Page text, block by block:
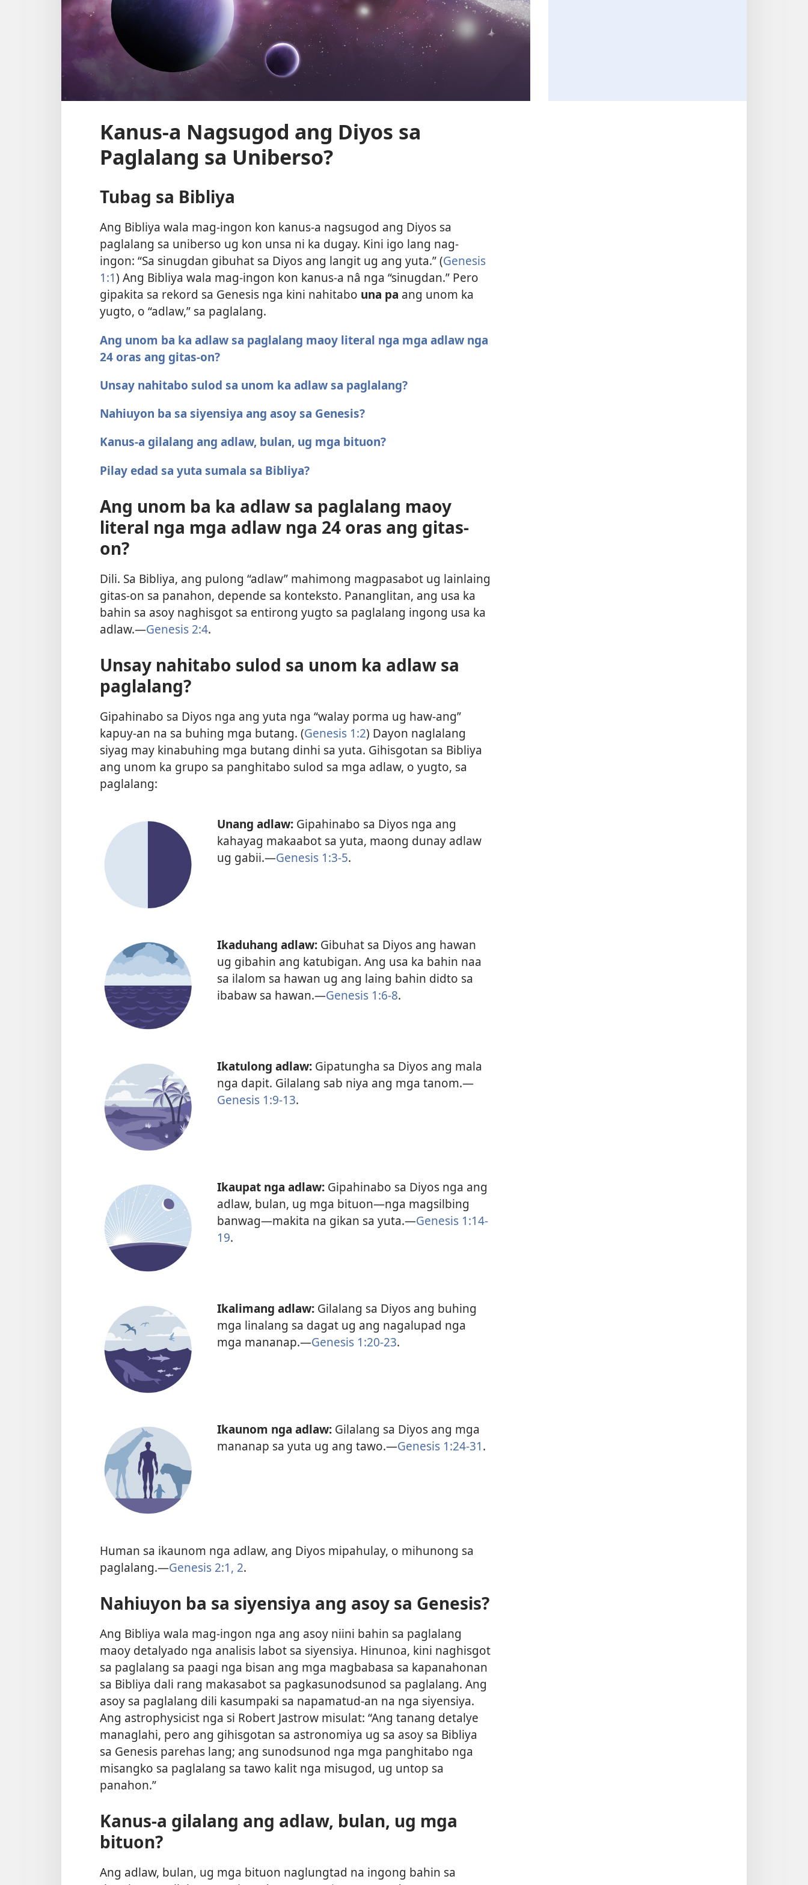
Kanus-a Nagsugod ang Diyos sa
Paglalang sa Uniberso?
Tubag sa Bibliya
Ang Bibliya wala mag-ingon kon kanus-a nagsugod ang Diyos sa
paglalang sa uniberso ug kon unsa ni ka dugay. Kini igo lang nag-
ingon: “Sa sinugdan gibuhat sa Diyos ang langit ug ang yuta.” (Genesis
1:1) Ang Bibliya wala mag-ingon kon kanus-a nâ nga “sinugdan.” Pero
gipakita sa rekord sa Genesis nga kini nahitabo una pa ang unom ka
yugto, o “adlaw,” sa paglalang.
Ang unom ba ka adlaw sa paglalang maoy literal nga mga adlaw nga
24 oras ang gitas-on?
Unsay nahitabo sulod sa unom ka adlaw sa paglalang?
Nahiuyon ba sa siyensiya ang asoy sa Genesis?
Kanus-a gilalang ang adlaw, bulan, ug mga bituon?
Pilay edad sa yuta sumala sa Bibliya?
Ang unom ba ka adlaw sa paglalang maoy
literal nga mga adlaw nga 24 oras ang gitas-
on?
Dili. Sa Bibliya, ang pulong “adlaw” mahimong magpasabot ug lainlaing
gitas-on sa panahon, depende sa konteksto. Pananglitan, ang usa ka
bahin sa asoy naghisgot sa entirong yugto sa paglalang ingong usa ka
adlaw.—Genesis 2:4.
Unsay nahitabo sulod sa unom ka adlaw sa
paglalang?
Gipahinabo sa Diyos nga ang yuta nga “walay porma ug haw-ang”
kapuy-an na sa buhing mga butang. (Genesis 1:2) Dayon naglalang
siyag may kinabuhing mga butang dinhi sa yuta. Gihisgotan sa Bibliya
ang unom ka grupo sa panghitabo sulod sa mga adlaw, o yugto, sa
paglalang:
Unang adlaw: Gipahinabo sa Diyos nga ang
kahayag makaabot sa yuta, maong dunay adlaw
ug gabii.—Genesis 1:3-5.
Ikaduhang adlaw: Gibuhat sa Diyos ang hawan
ug gibahin ang katubigan. Ang usa ka bahin naa
sa ilalom sa hawan ug ang laing bahin didto sa
ibabaw sa hawan.—Genesis 1:6-8.
Ikatulong adlaw: Gipatungha sa Diyos ang mala
nga dapit. Gilalang sab niya ang mga tanom.—
Genesis 1:9-13.
Ikaupat nga adlaw: Gipahinabo sa Diyos nga ang
adlaw, bulan, ug mga bituon—nga magsilbing
banwag—makita na gikan sa yuta.—Genesis 1:14-
19.
Ikalimang adlaw: Gilalang sa Diyos ang buhing
mga linalang sa dagat ug ang nagalupad nga
mga mananap.—Genesis 1:20-23.
Ikaunom nga adlaw: Gilalang sa Diyos ang mga
mananap sa yuta ug ang tawo.—Genesis 1:24-31.
Human sa ikaunom nga adlaw, ang Diyos mipahulay, o mihunong sa
paglalang.—Genesis 2:1, 2.
Nahiuyon ba sa siyensiya ang asoy sa Genesis?
Ang Bibliya wala mag-ingon nga ang asoy niini bahin sa paglalang
maoy detalyado nga analisis labot sa siyensiya. Hinunoa, kini naghisgot
sa paglalang sa paagi nga bisan ang mga magbabasa sa kapanahonan
sa Bibliya dali rang makasabot sa pagkasunodsunod sa paglalang. Ang
asoy sa paglalang dili kasumpaki sa napamatud-an na nga siyensiya.
Ang astrophysicist nga si Robert Jastrow misulat: “Ang tanang detalye
managlahi, pero ang gihisgotan sa astronomiya ug sa asoy sa Bibliya
sa Genesis parehas lang; ang sunodsunod nga mga panghitabo nga
misangko sa paglalang sa tawo kalit nga misugod, ug untop sa
panahon.”
Kanus-a gilalang ang adlaw, bulan, ug mga
bituon?
Ang adlaw, bulan, ug mga bituon naglungtad na ingong bahin sa